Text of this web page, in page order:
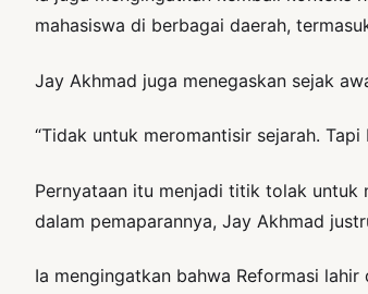
mahasiswa di berbagai daerah,
Jay Akhmad juga menegaskan sejak
“Tidak untuk meromantisir sejarah.
Pernyataan itu menjadi titik tolak untuk
dalam pemaparannya, Jay Akhmad
Ia mengingatkan bahwa Reformasi